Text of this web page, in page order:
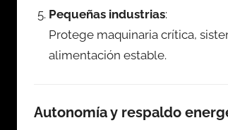
Pequeñas industrias:
Protege maquinaria crítica,
alimentación estable.
Autonomía y respaldo